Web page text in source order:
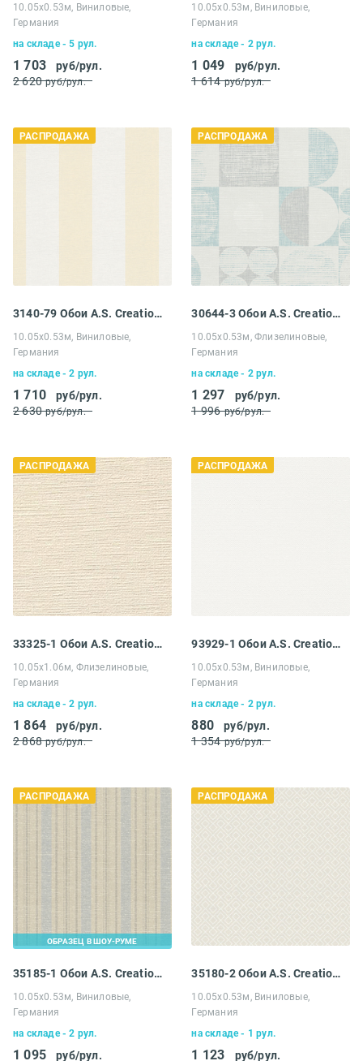
10.05х0.53м, Виниловые,
Германия
на складе - 5 рул.
1 703
руб/рул.
2 620 руб/рул.
10.05х0.53м, Виниловые,
Германия
на складе - 2 рул.
1 049
руб/рул.
1 614 руб/рул.
РАСПРОДАЖА
3140-79 Обои A.S. Creation Распродажа
10.05х0.53м, Виниловые,
Германия
на складе - 2 рул.
1 710
руб/рул.
2 630 руб/рул.
РАСПРОДАЖА
30644-3 Обои A.S. Creation Распродажа
10.05х0.53м, Флизелиновые,
Германия
на складе - 2 рул.
1 297
руб/рул.
1 996 руб/рул.
РАСПРОДАЖА
33325-1 Обои A.S. Creation Распродажа
10.05х1.06м, Флизелиновые,
Германия
на складе - 2 рул.
1 864
руб/рул.
2 868 руб/рул.
РАСПРОДАЖА
93929-1 Обои A.S. Creation Распродажа
10.05х0.53м, Виниловые,
Германия
на складе - 2 рул.
880
руб/рул.
1 354 руб/рул.
РАСПРОДАЖА
ОБРАЗЕЦ В ШОУ-РУМЕ
35185-1 Обои A.S. Creation Распродажа
10.05х0.53м, Виниловые,
Германия
на складе - 2 рул.
1 095 руб/рул.
РАСПРОДАЖА
35180-2 Обои A.S. Creation Bjorn
10.05х0.53м, Виниловые,
Германия
на складе - 1 рул.
1 123 руб/рул.